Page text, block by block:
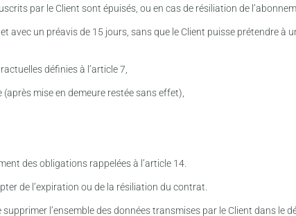
par le Client sont épuisés, ou en cas de résiliation de
avec un préavis de 15 jours, sans que le Client puisse prétendre à
définies à l’article 7,
mise en demeure restée sans effet),
des obligations rappelées à l’article 14.
de l’expiration ou de la résiliation du contrat.
l’ensemble des données transmises par le Client dans le